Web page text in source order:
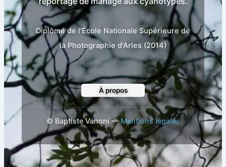
Diplômé de l'École Nationale Supérieure de
la Photographie d'Arles (2014)
À propos
© Baptiste Vanoni —Mentions légales